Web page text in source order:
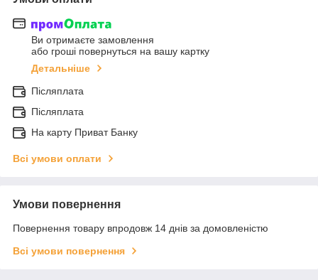
Ви отримаєте замовлення
або гроші повернуться на вашу картку
Детальніше
Післяплата
Післяплата
На карту Приват Банку
Всі умови оплати
Умови повернення
Повернення товару впродовж 14 днів за домовленістю
Всі умови повернення